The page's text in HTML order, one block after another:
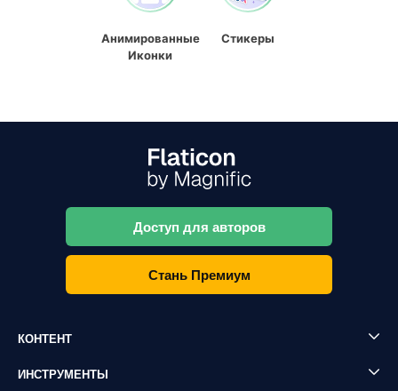
Анимированные
Иконки
Стикеры
Доступ для авторов
Стань Премиум
КОНТЕНТ
ИНСТРУМЕНТЫ